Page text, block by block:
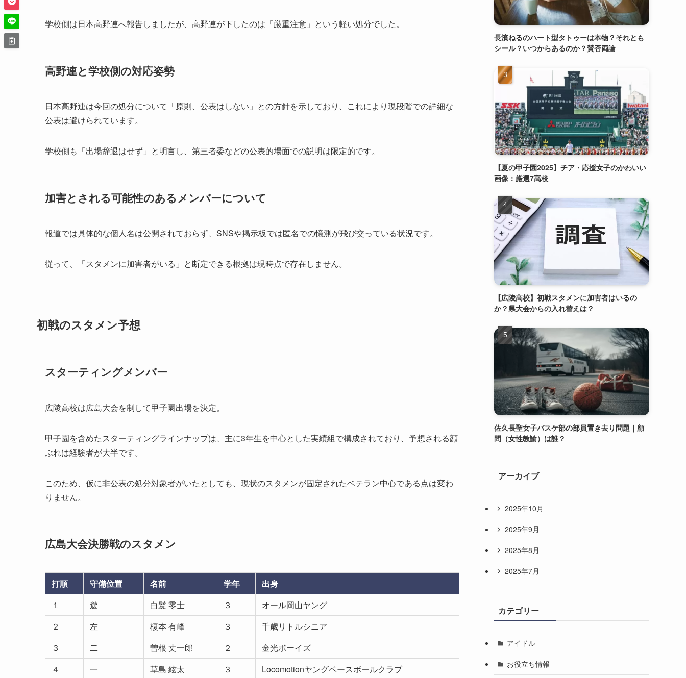
学校側は日本高野連へ報告しましたが、高野連が下したのは「厳重注意」という軽い処分でした。
高野連と学校側の対応姿勢
日本高野連は今回の処分について「原則、公表はしない」との方針を示しており、これにより現段階での詳細な
公表は避けられています。
学校側も「出場辞退はせず」と明言し、第三者委などの公表的場面での説明は限定的です。
加害とされる可能性のあるメンバーについて
報道では具体的な個人名は公開されておらず、SNSや掲示板では匿名での憶測が飛び交っている状況です。
従って、「スタメンに加害者がいる」と断定できる根拠は現時点で存在しません。
初戦のスタメン予想
スターティングメンバー
広陵高校は広島大会を制して甲子園出場を決定。
甲子園を含めたスターティングラインナップは、主に3年生を中心とした実績組で構成されており、予想される顔
ぶれは経験者が大半です。
このため、仮に非公表の処分対象者がいたとしても、現状のスタメンが固定されたベテラン中心である点は変わ
りません。
広島大会決勝戦のスタメン
打順 守備位置 名前 学年
出身
１
遊 白髪 零士 ３
オール岡山ヤング
２
左 榎本 有峰 ３
千歳リトルシニア
３
二 曽根 丈一郎 ２
金光ボーイズ
４
一 草島 絃太 ３ Locomotionヤングベースボールクラブ
長濱ねるのハート型タトゥーは本物？それとも
シール？いつからあるのか？賛否両論
【夏の甲子園2025】チア・応援女子のかわいい
画像：厳選7高校
【広陵高校】初戦スタメンに加害者はいるの
か？県大会からの入れ替えは？
佐久長聖女子バスケ部の部員置き去り問題｜顧
問（女性教諭）は誰？
アーカイブ
2025年10月
2025年9月
2025年8月
2025年7月
カテゴリー
アイドル
お役立ち情報